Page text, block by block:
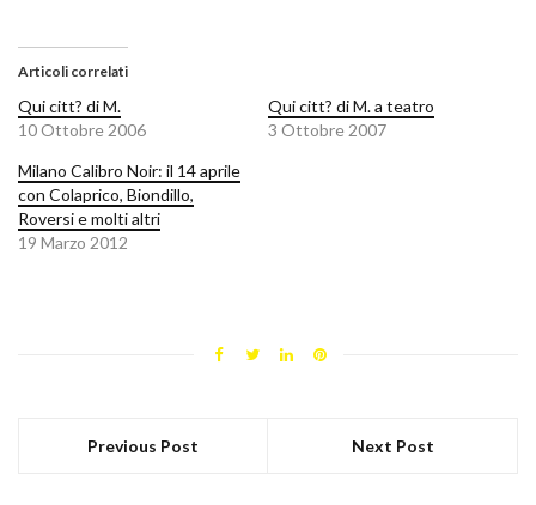
Articoli correlati
Qui citt? di M.
10 Ottobre 2006
Qui citt? di M. a teatro
3 Ottobre 2007
Milano Calibro Noir: il 14 aprile
con Colaprico, Biondillo,
Roversi e molti altri
19 Marzo 2012
Previous Post Next Post